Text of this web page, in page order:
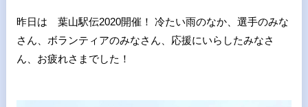
昨日は 葉山駅伝2020開催！ 冷たい雨のなか、選手のみな
さん、ボランティアのみなさん、応援にいらしたみなさ
ん、お疲れさまでした！